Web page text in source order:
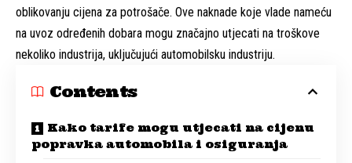
oblikovanju cijena za potrošače. Ove naknade koje vlade nameću
na uvoz određenih dobara mogu značajno utjecati na troškove
nekoliko industrija, uključujući automobilsku industriju.
Contents
Kako tarife mogu utjecati na cijenu
popravka automobila i osiguranja